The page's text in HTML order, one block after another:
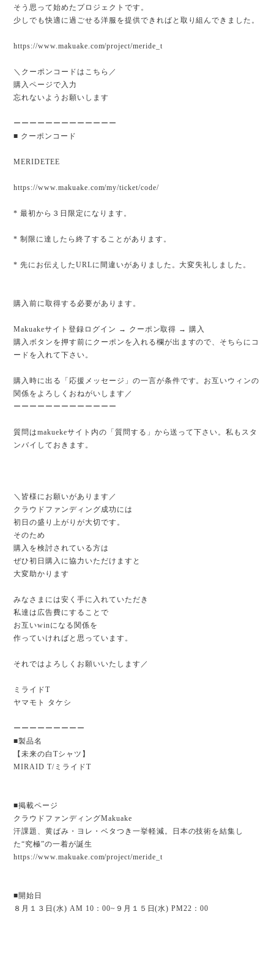
そう思って始めたプロジェクトです。
少しでも快適に過ごせる洋服を提供できればと取り組んできました。
https://www.makuake.com/project/meride_t
＼クーポンコードはこちら／
購入ページで入力
忘れないようお願いします
ーーーーーーーーーーーーー
■ クーポンコード
MERIDETEE
https://www.makuake.com/my/ticket/code/
* 最初から３日限定になります。
* 制限に達したら終了することがあります。
* 先にお伝えしたURLに間違いがありました。大変失礼しました。
購入前に取得する必要があります。
Makuakeサイト登録ログイン → クーポン取得 → 購入
購入ボタンを押す前にクーポンを入れる欄が出ますので、そちらにコ
ードを入れて下さい。
購入時に出る「応援メッセージ」の一言が条件です。お互いウィンの
関係をよろしくおねがいします／
ーーーーーーーーーーーーー
質問はmakuekeサイト内の「質問する」から送って下さい。私もスタ
ンバイしておきます。
＼皆様にお願いがあります／
クラウドファンディング成功には
初日の盛り上がりが大切です。
そのため
購入を検討されている方は
ぜひ初日購入に協力いただけますと
大変助かります
みなさまには安く手に入れていただき
私達は広告費にすることで
お互いwinになる関係を
作っていければと思っています。
それではよろしくお願いいたします／
ミライドT
ヤマモト タケシ
ーーーーーーーーー
■製品名
【未来の白Tシャツ】
MIRAID T/ミライドT
■掲載ページ
クラウドファンディングMakuake
汗課題、黄ばみ・ヨレ・ベタつき一挙軽減。日本の技術を結集し
た“究極”の一着が誕生
https://www.makuake.com/project/meride_t
■開始日
８月１３日(水) AM 10：00~９月１５日(水) PM22：00